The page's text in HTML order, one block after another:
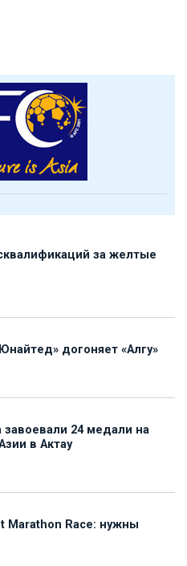
за желтые
догоняет «Алгу»
завоевали 24 медали на
в Актау
Marathon Race: нужны